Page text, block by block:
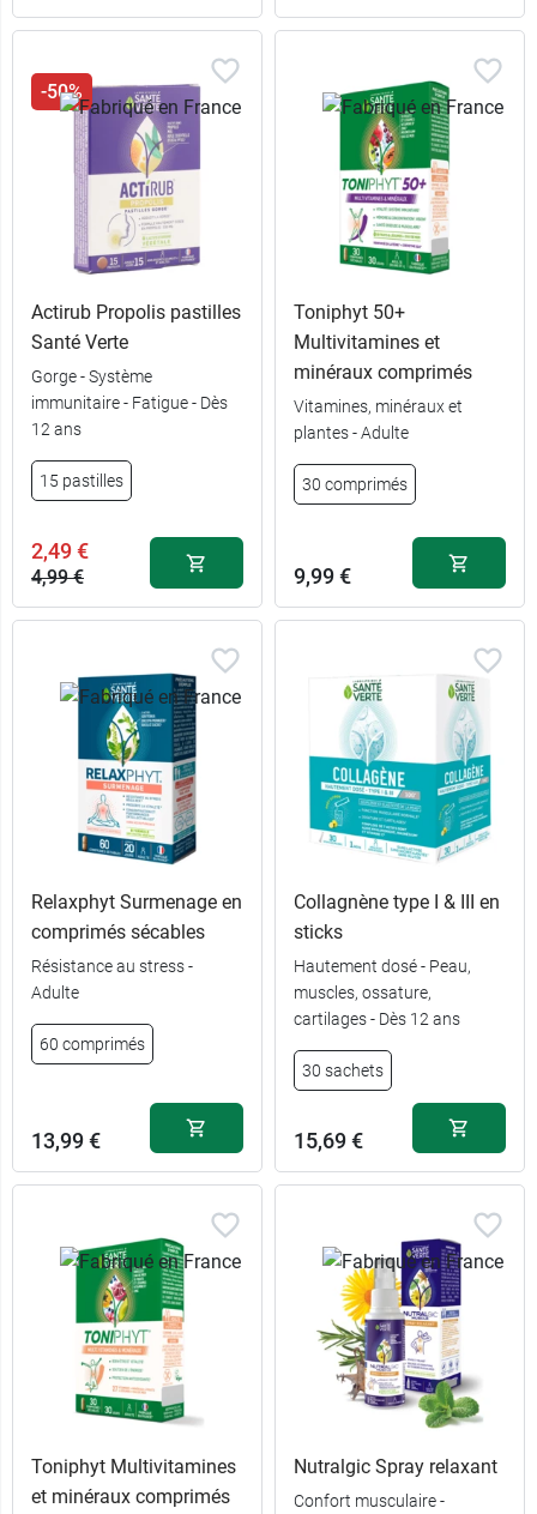
-50%
Actirub Propolis pastilles
Santé Verte
Gorge - Système
immunitaire - Fatigue - Dès
12 ans
15 pastilles
2,49 €
4,99 €
Toniphyt 50+
Multivitamines et
minéraux comprimés
Vitamines, minéraux et
plantes - Adulte
30 comprimés
9,99 €
Relaxphyt Surmenage en
comprimés sécables
Résistance au stress -
Adulte
60 comprimés
13,99 €
Collagnène type I & III en
sticks
Hautement dosé - Peau,
muscles, ossature,
cartilages - Dès 12 ans
30 sachets
15,69 €
Toniphyt Multivitamines
et minéraux comprimés
Nutralgic Spray relaxant
Confort musculaire -